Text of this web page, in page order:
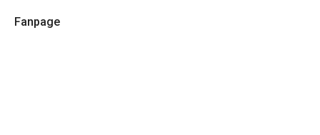
Fanpage